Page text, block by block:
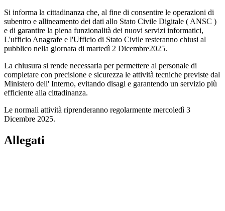
Si informa la cittadinanza che, al fine di consentire le operazioni di
subentro e allineamento dei dati allo Stato Civile Digitale ( ANSC )
e di garantire la piena funzionalità dei nuovi servizi informatici,
L'ufficio Anagrafe e l'Ufficio di Stato Civile resteranno chiusi al
pubblico nella giornata di martedì 2 Dicembre2025.
La chiusura si rende necessaria per permettere al personale di
completare con precisione e sicurezza le attività tecniche previste dal
Ministero dell' Interno, evitando disagi e garantendo un servizio più
efficiente alla cittadinanza.
Le normali attività riprenderanno regolarmente mercoledì 3
Dicembre 2025.
Allegati